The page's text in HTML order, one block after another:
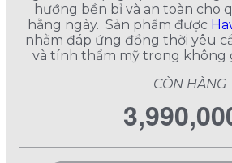
hướng bền bỉ và an toàn cho
hằng ngày. Sản phẩm được
nhằm đáp ứng đồng thời yêu
và tính thẩm mỹ trong không
CÒN HÀNG